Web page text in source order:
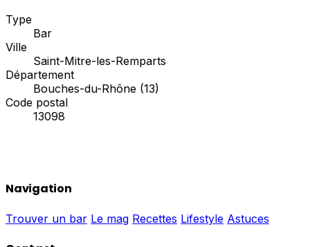
Type
Bar
Ville
Saint-Mitre-les-Remparts
Département
Bouches-du-Rhône (13)
Code postal
13098
Navigation
Trouver un bar Le mag Recettes Lifestyle Astuces